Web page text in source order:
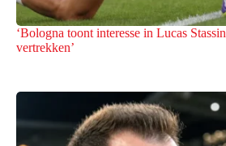
‘Bologna toont interesse in Lucas
vertrekken’